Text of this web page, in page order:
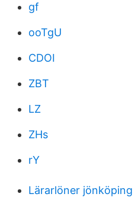
gf
ooTgU
CDOI
ZBT
LZ
ZHs
rY
Lärarlöner jönköping